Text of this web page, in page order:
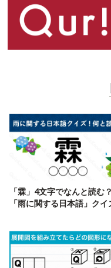
「霖」4文字でなんと読む
「雨に関する日本語」クイ